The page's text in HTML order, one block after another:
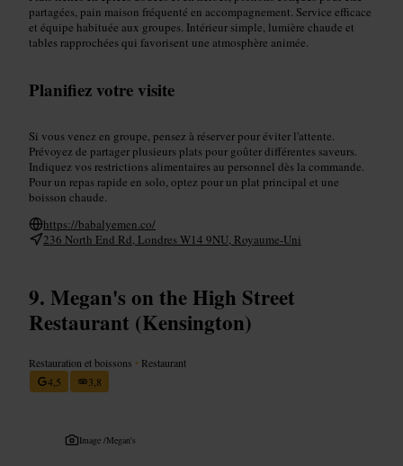
partagées, pain maison fréquenté en accompagnement. Service efficace
et équipe habituée aux groupes. Intérieur simple, lumière chaude et
tables rapprochées qui favorisent une atmosphère animée.
Planifiez votre visite
Si vous venez en groupe, pensez à réserver pour éviter l'attente.
Prévoyez de partager plusieurs plats pour goûter différentes saveurs.
Indiquez vos restrictions alimentaires au personnel dès la commande.
Pour un repas rapide en solo, optez pour un plat principal et une
boisson chaude.
https://babalyemen.co/
236 North End Rd, Londres W14 9NU, Royaume-Uni
Megan's on the High Street
Restaurant (Kensington)
Restauration et boissons • Restaurant
4,5
3,8
Image /Megan's